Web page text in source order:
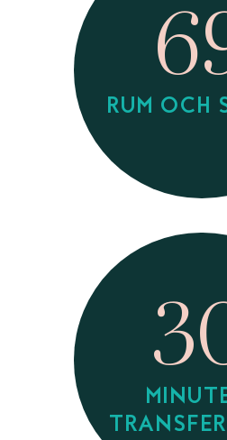
RUM OCH